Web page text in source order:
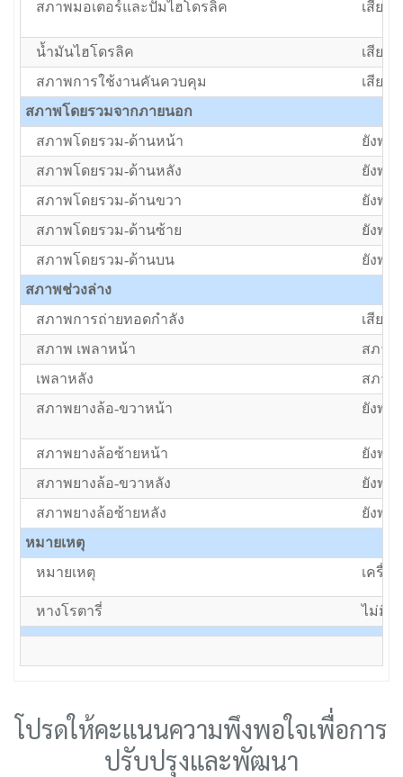
สภาพมอเตอร์และปั๊มไฮโดรลิค
เสีย/ต้
น้ำมันไฮโดรลิค
เสีย/ต้
สภาพการใช้งานคันควบคุม
เสีย/ต้
สภาพโดยรวมจากภายนอก
สภาพโดยรวม-ด้านหน้า
ยังพอ
สภาพโดยรวม-ด้านหลัง
ยังพอ
สภาพโดยรวม-ด้านขวา
ยังพอ
สภาพโดยรวม-ด้านซ้าย
ยังพอ
สภาพโดยรวม-ด้านบน
ยังพอ
สภาพช่วงล่าง
สภาพการถ่ายทอดกำลัง
เสีย/ต้
สภาพ เพลาหน้า
สภาพ
เพลาหลัง
สภาพ
สภาพยางล้อ-ขวาหน้า
ยังพอ
สภาพยางล้อซ้ายหน้า
ยังพอ
สภาพยางล้อ-ขวาหลัง
ยังพอ
สภาพยางล้อซ้ายหลัง
ยังพอ
หมายเหตุ
หมายเหตุ
เครื่อ
หางโรตารี่ ไม่มีโ
โปรดให้คะแนนความพึงพอใจเพื่อการ
ปรับปรุงและพัฒนา